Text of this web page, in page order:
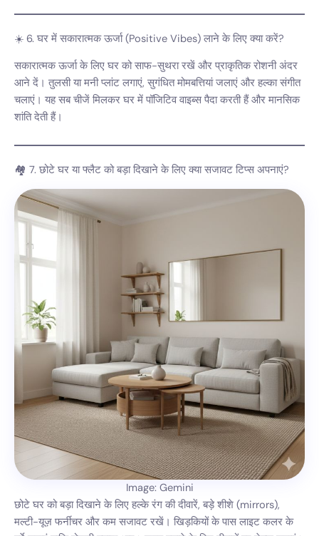
☀️ 6. घर में सकारात्मक ऊर्जा (Positive Vibes) लाने के लिए क्या करें?
सकारात्मक ऊर्जा के लिए घर को साफ-सुथरा रखें और प्राकृतिक रोशनी अंदर
आने दें। तुलसी या मनी प्लांट लगाएं, सुगंधित मोमबत्तियां जलाएं और हल्का संगीत
चलाएं। यह सब चीजें मिलकर घर में पॉजिटिव वाइब्स पैदा करती हैं और मानसिक
शांति देती हैं।
🏘️ 7. छोटे घर या फ्लैट को बड़ा दिखाने के लिए क्या सजावट टिप्स अपनाएं?
Image: Gemini
छोटे घर को बड़ा दिखाने के लिए हल्के रंग की दीवारें, बड़े शीशे (mirrors),
मल्टी-यूज़ फर्नीचर और कम सजावट रखें। खिड़कियों के पास लाइट कलर के